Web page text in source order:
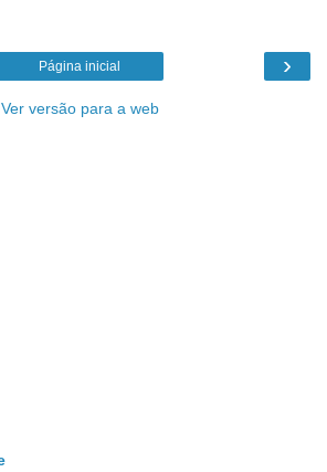
›
Página inicial
Ver versão para a web